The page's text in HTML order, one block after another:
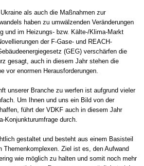
als auch die Maßnahmen zur
haben zu umwälzenden Veränderungen
und im Heizungs- bzw. Kälte-/Klima-Markt
der F-Gase- und REACH-
(GEG) verschärfen die
gesagt, auch in diesem Jahr stehen die
vor enormen Herausforderungen.
unserer Branche zu werfen ist aufgrund vieler
Um Ihnen und uns ein Bild von der
führt der VDKF auch in diesem Jahr
Konjunkturumfrage durch.
gestaltet und besteht aus einem Basisteil
Themenkomplexen. Ziel ist es, den Aufwand
wie möglich zu halten und somit noch mehr